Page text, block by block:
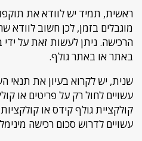
ראשית, תמיד יש לוודא את
מוגבלים בזמן, לכן חשוב לוודא
הרכישה. ניתן לעשות זאת על
באתר או באתר גולף.
שנית, יש לקרוא בעיון את תנאי
עשויים לחול רק על פריטים או
קולקציית גולף קידס או
עשויים לדרוש סכום רכישה